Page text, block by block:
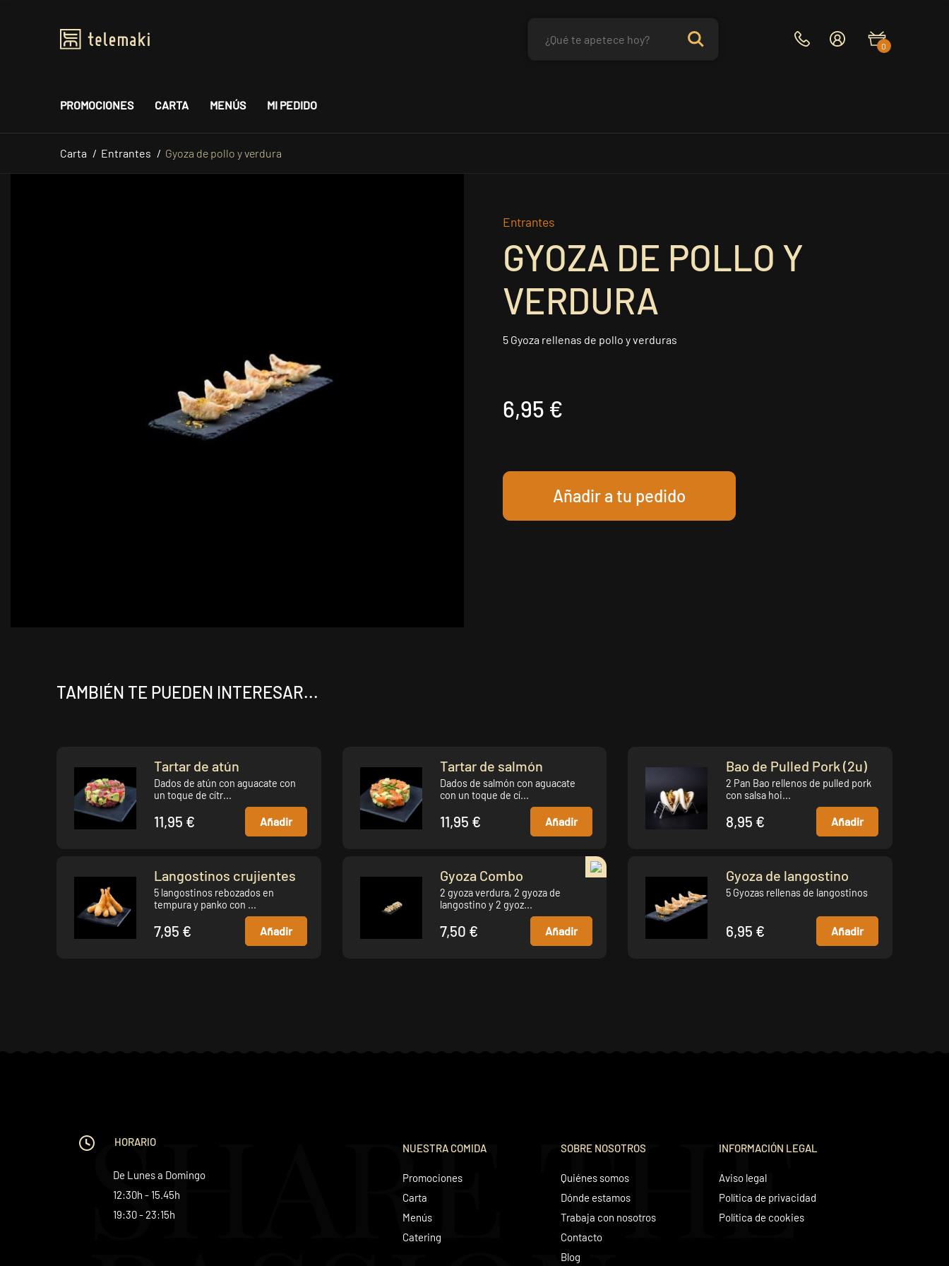
0
PROMOCIONES CARTA MENÚS MI PEDIDO
Carta Entrantes Gyoza de pollo y verdura
Entrantes
GYOZA DE POLLO Y
VERDURA
5 Gyoza rellenas de pollo y verduras
6,95 €
Añadir a tu pedido
TAMBIÉN TE PUEDEN INTERESAR...
Tartar de atún
Dados de atún con aguacate con
un toque de cítr...
11,95 € Añadir
Tartar de salmón
Dados de salmón con aguacate
con un toque de cí...
11,95 € Añadir
Bao de Pulled Pork (2u)
2 Pan Bao rellenos de pulled pork
con salsa hoi...
8,95 € Añadir
Langostinos crujientes
5 langostinos rebozados en
tempura y panko con ...
7,95 € Añadir
Gyoza Combo
2 gyoza verdura, 2 gyoza de
langostino y 2 gyoz...
7,50 € Añadir
Gyoza de langostino
5 Gyozas rellenas de langostinos
6,95 € Añadir
SHARE THE
HORARIO
De Lunes a Domingo
12:30h - 15.45h
19:30 - 23:15h
NUESTRA COMIDA
Promociones
Carta
Menús
Catering
SOBRE NOSOTROS
Quiénes somos
Dónde estamos
Trabaja con nosotros
Contacto
Blog
INFORMACIÓN LEGAL
Aviso legal
Política de privacidad
Política de cookies